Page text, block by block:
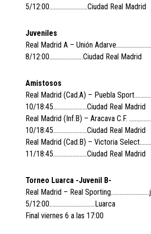
5/12:00……………………..Ciudad Real Madrid
Juveniles
Real Madrid A – Unión
8/12:00…………………..Ciudad Real Madrid
Amistosos
Real Madrid (Cad.A) – Puebla
10/18:45…………………..Ciudad Real Madrid
Real Madrid (Inf.B) – Aracava C.F.
10/18:45…………………..Ciudad Real Madrid
Real Madrid (Cad.B) – Victoria
11/18:45…………………..Ciudad Real Madrid
Torneo Luarca -Juvenil B-
Real Madrid – Real
5/12:00………………………….Luarca
Final viernes 6 a las 17:00